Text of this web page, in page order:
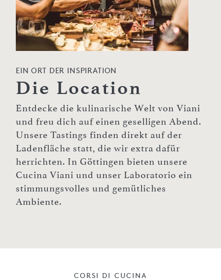
EIN ORT DER INSPIRATION
Die Location
Entdecke die kulinarische Welt von Viani
und freu dich auf einen geselligen Abend.
Unsere Tastings finden direkt auf der
Ladenfläche statt, die wir extra dafür
herrichten. In Göttingen bieten unsere
Cucina Viani und unser Laboratorio ein
stimmungsvolles und gemütliches
Ambiente.
CORSI DI CUCINA